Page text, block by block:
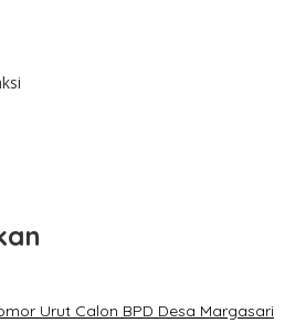
Urut Calon BPD Desa Margasari